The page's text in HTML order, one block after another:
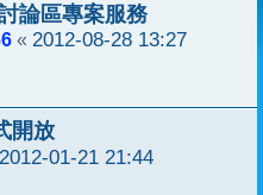
論區專案服務
« 2012-08-28 13:27
開放
2012-01-21 21:44